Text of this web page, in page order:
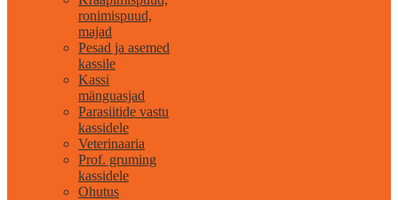
ronimispuud,
majad
Pesad ja asemed
kassile
Kassi
mänguasjad
Parasiitide vastu
kassidele
Veterinaaria
Prof. gruming
kassidele
Ohutus